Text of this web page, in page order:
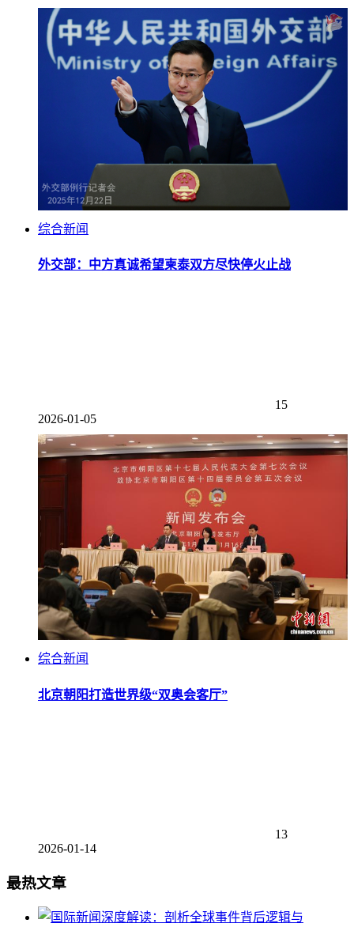
综合新闻
外交部：中方真诚希望柬泰双方尽快停火止战
15
2026-01-05
综合新闻
北京朝阳打造世界级“双奥会客厅”
13
2026-01-14
最热文章